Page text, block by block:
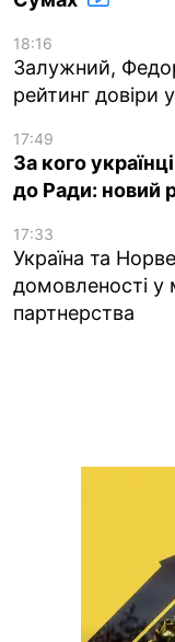
18:16
Залужний,
рейтинг довіри
17:49
За кого
до Ради: новий
17:33
Україна та
домовленості у
партнерства